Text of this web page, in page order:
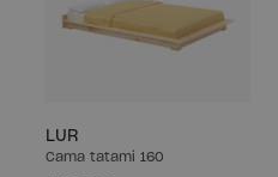
LUR
Cama tatami 160